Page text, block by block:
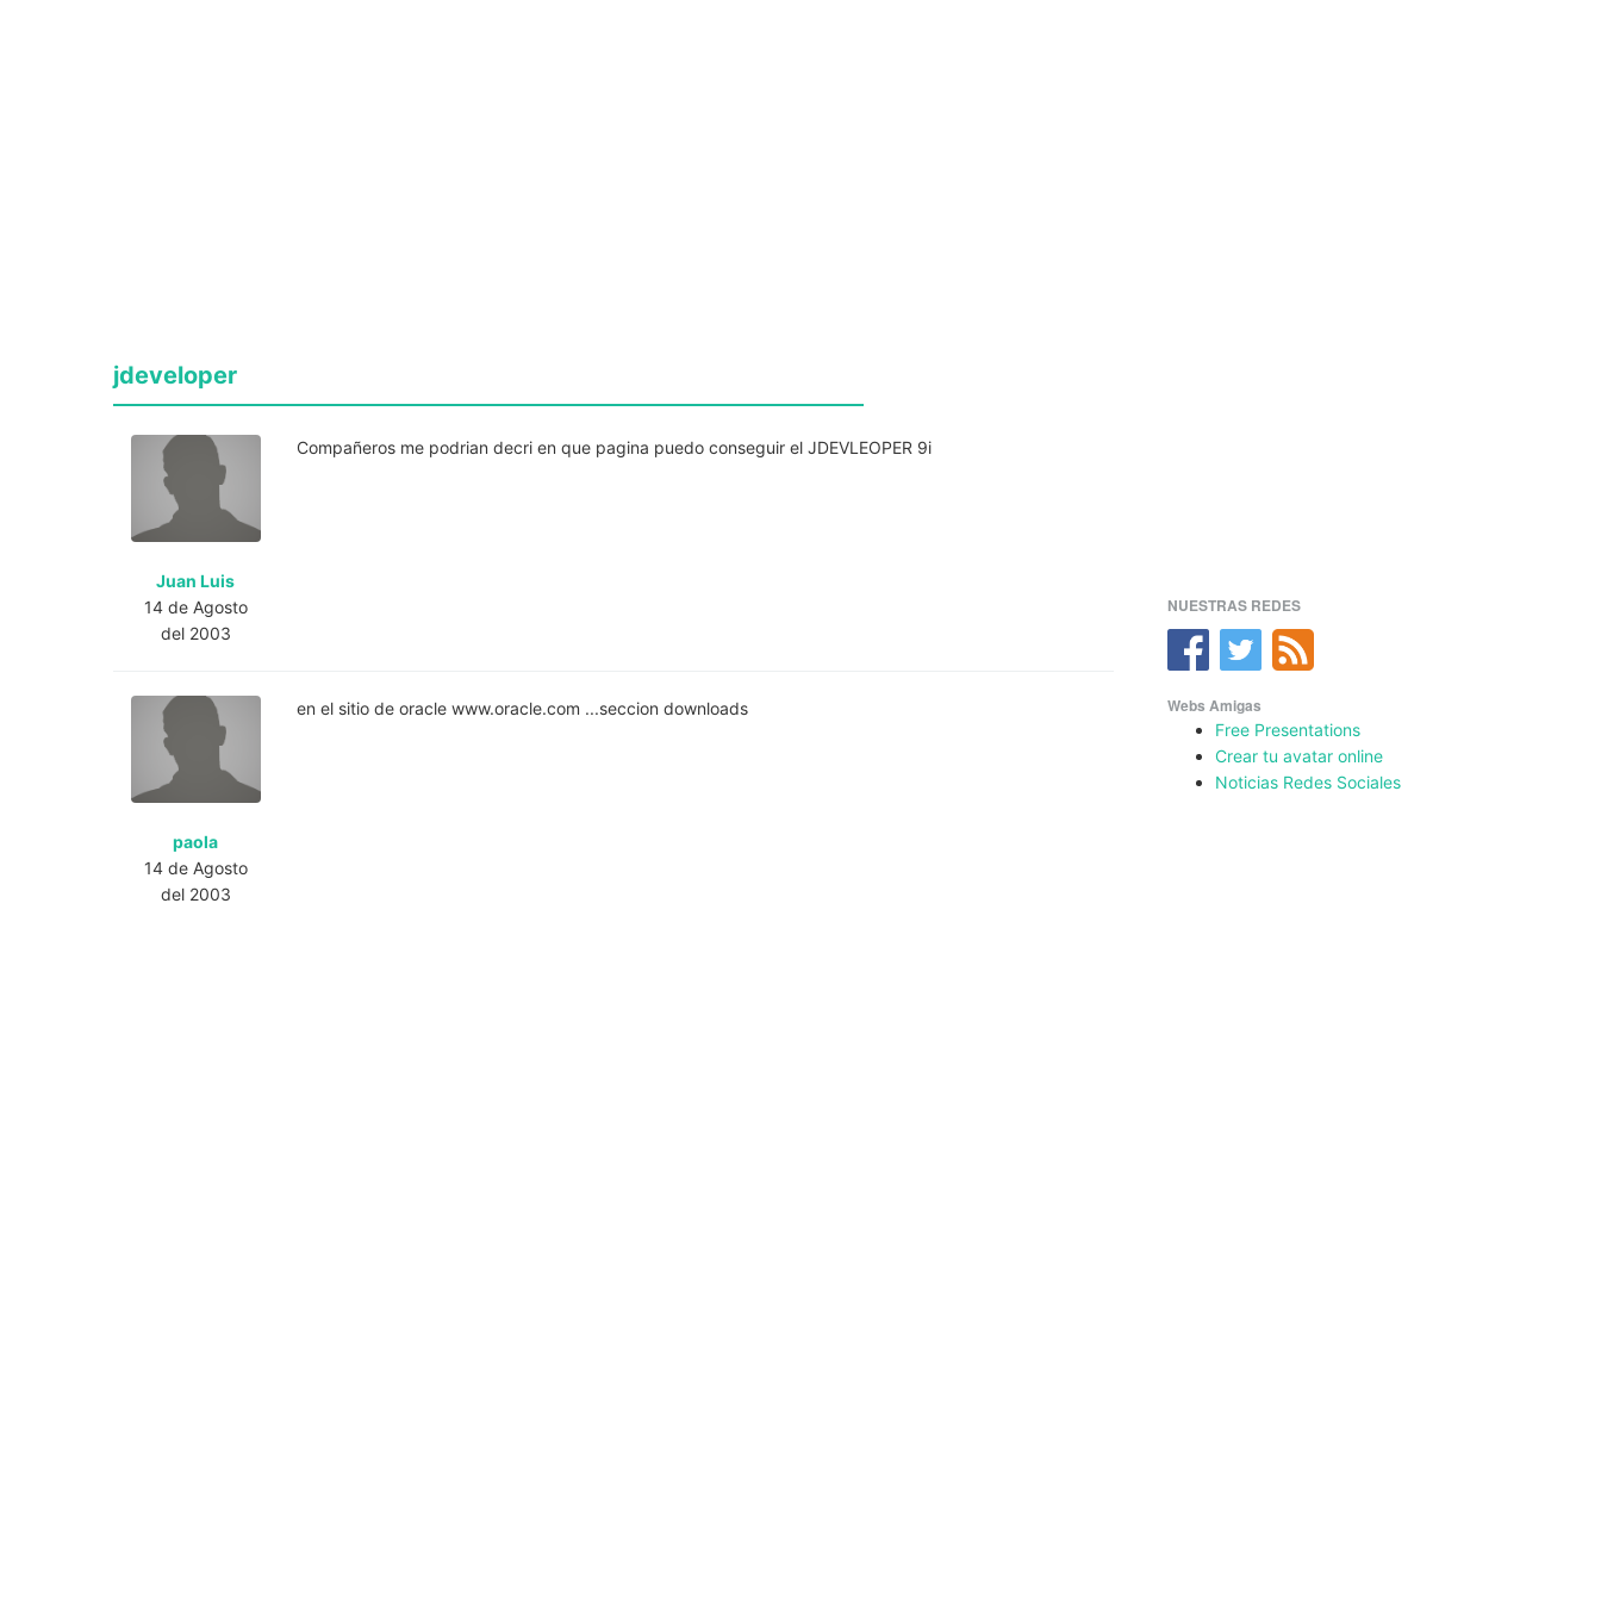
jdeveloper
Juan Luis
14 de Agosto
del 2003
Compañeros me podrian decri en que pagina puedo conseguir el JDEVLEOPER 9i
paola
14 de Agosto
del 2003
en el sitio de oracle www.oracle.com ...seccion downloads
NUESTRAS REDES
Webs Amigas
Free Presentations
Crear tu avatar online
Noticias Redes Sociales